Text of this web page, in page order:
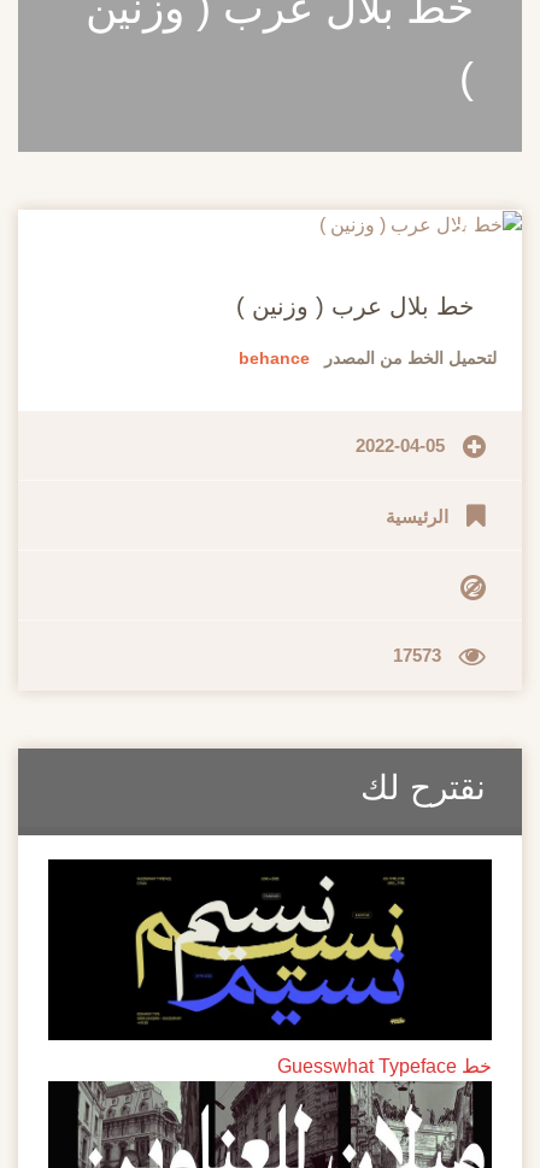
)
20
خط بلال عرب ( وزنين )
لتحميل الخط من المصدر behance
2022-04-05
الرئيسية
17573
نقترح لك
خط Guesswhat Typeface